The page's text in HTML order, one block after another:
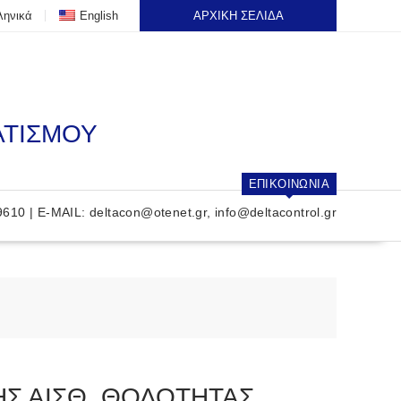
English ΑΡΧΙΚΗ ΣΕΛΙΔΑ
ΕΠΙΚΟΙΝΩΝΙΑ
| E-MAIL: deltacon@otenet.gr, info@deltacontrol.gr